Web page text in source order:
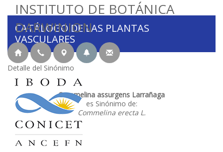
INSTITUTO DE BOTÁNICA
DARWINION
CATÁLOGO DE LAS PLANTAS
VASCULARES
Detalle del Sinónimo
Commelina assurgens Larrañaga
es Sinónimo de:
Commelina erecta L.